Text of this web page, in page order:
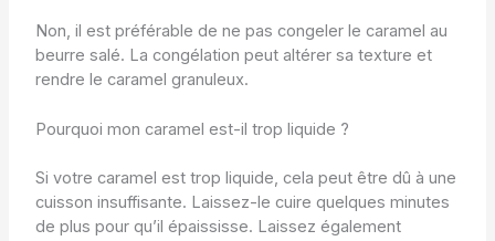
Non, il est préférable de ne pas congeler le caramel au
beurre salé. La congélation peut altérer sa texture et
rendre le caramel granuleux.
Pourquoi mon caramel est-il trop liquide ?
Si votre caramel est trop liquide, cela peut être dû à une
cuisson insuffisante. Laissez-le cuire quelques minutes
de plus pour qu’il épaississe. Laissez également